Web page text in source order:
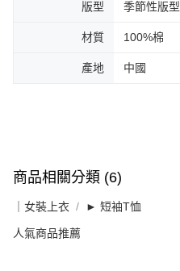
版型 季節性版型
材質 100%棉
產地 中國
商品相關分類 (6)
｜女裝上衣 ► 短袖T恤
人氣商品推薦